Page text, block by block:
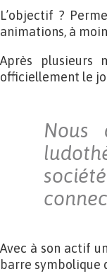
L’objectif ?
animations, à
Après plusieurs
officiellement le
Avec à son actif
barre symbolique